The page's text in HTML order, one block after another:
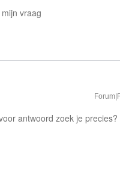
vraag
antwoord zoek je precies?